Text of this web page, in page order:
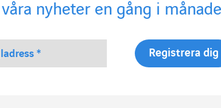
nyheter en gång i